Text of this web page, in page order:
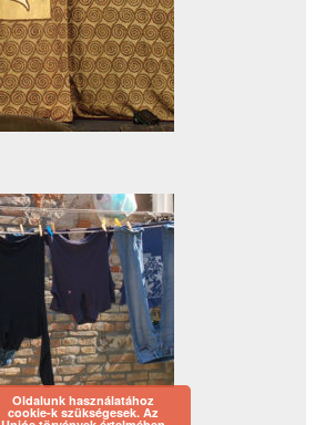
Oldalunk használatához
cookie-k szükségesek. Az